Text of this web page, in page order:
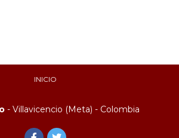
INICIO
- Villavicencio (Meta) - Colombia